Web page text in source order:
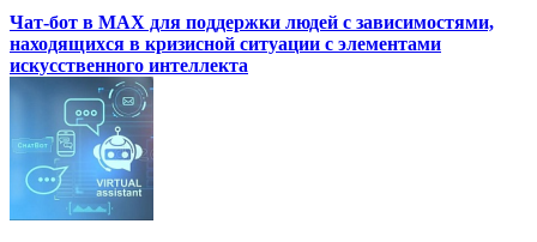
Чат-бот в MAX для поддержки людей с зависимостями,
находящихся в кризисной ситуации с элементами
искусственного интеллекта